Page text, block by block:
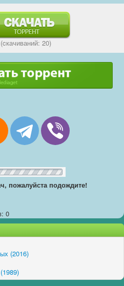
20)
пожалуйста подождите!
0
(2016)